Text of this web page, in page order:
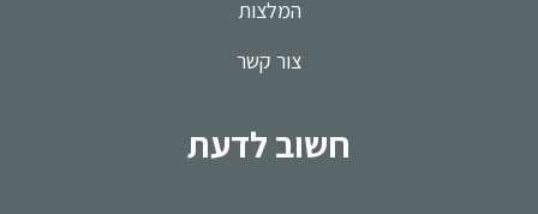
המלצות
צור קשר
חשוב לדעת